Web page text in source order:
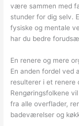
være sammen med
stunder for dig selv.
fysiske og mentale
har du bedre
En renere og mere
En anden fordel ved
resulterer i et renere
Rengøringsfolkene
fra alle overflader,
badeværelser og